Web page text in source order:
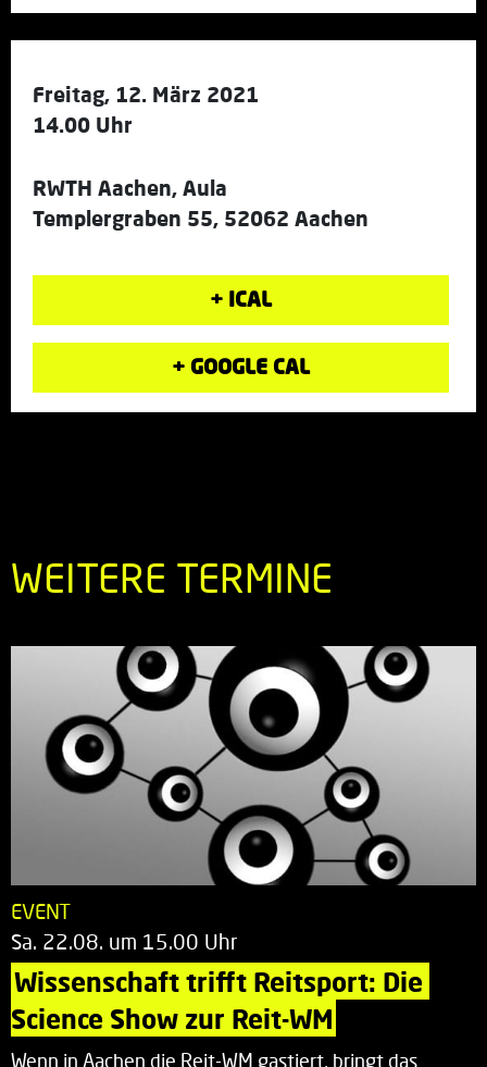
Freitag, 12. März 2021
14.00 Uhr
RWTH Aachen, Aula
Templergraben 55, 52062 Aachen
+ ICAL
+ GOOGLE CAL
WEITERE TERMINE
EVENT
Sa. 22.08. um 15.00 Uhr
Wissenschaft trifft Reitsport: Die
Science Show zur Reit-WM
Wenn in Aachen die Reit-WM gastiert, bringt das